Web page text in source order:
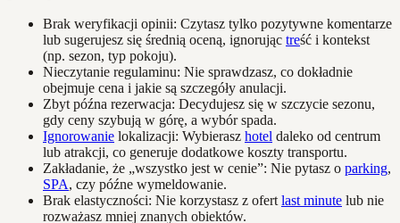
Brak weryfikacji opinii: Czytasz tylko pozytywne komentarze
lub sugerujesz się średnią oceną, ignorując treść i kontekst
(np. sezon, typ pokoju).
Nieczytanie regulaminu: Nie sprawdzasz, co dokładnie
obejmuje cena i jakie są szczegóły anulacji.
Zbyt późna rezerwacja: Decydujesz się w szczycie sezonu,
gdy ceny szybują w górę, a wybór spada.
Ignorowanie lokalizacji: Wybierasz hotel daleko od centrum
lub atrakcji, co generuje dodatkowe koszty transportu.
Zakładanie, że „wszystko jest w cenie”: Nie pytasz o parking,
SPA, czy późne wymeldowanie.
Brak elastyczności: Nie korzystasz z ofert last minute lub nie
rozważasz mniej znanych obiektów.